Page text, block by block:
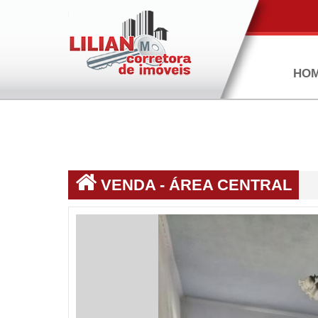
VENDA - ÁREA CENTRAL